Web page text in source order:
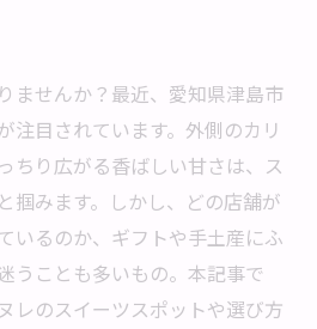
ませんか？最近、愛知県津島市
注目されています。外側のカリ
ちり広がる香ばしい甘さは、ス
掴みます。しかし、どの店舗が
いるのか、ギフトや手土産にふ
うことも多いもの。本記事で
レのスイーツスポットや選び方